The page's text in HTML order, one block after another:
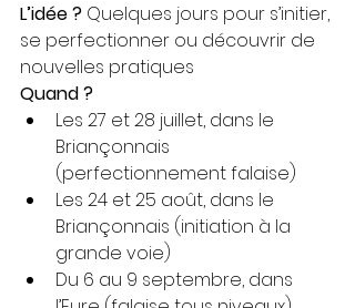
L’idée ? Quelques jours pour s’initier,
se perfectionner ou découvrir de
nouvelles pratiques
Quand ?
Les 27 et 28 juillet, dans le
Briançonnais
(perfectionnement falaise)
Les 24 et 25 août, dans le
Briançonnais (initiation à la
grande voie)
Du 6 au 9 septembre, dans